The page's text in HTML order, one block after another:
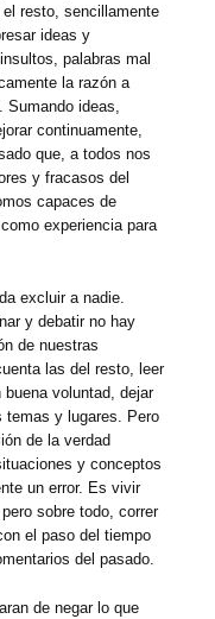
resto, sencillamente
ideas y
palabras mal
la razón a
Sumando ideas,
continuamente,
que, a todos nos
y fracasos del
capaces de
experiencia para
excluir a nadie.
y debatir no hay
de nuestras
las del resto, leer
buena voluntad, dejar
temas y lugares. Pero
de la verdad
y conceptos
un error. Es vivir
sobre todo, correr
el paso del tiempo
del pasado.
de negar lo que